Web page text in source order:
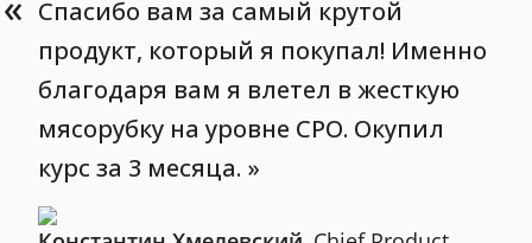
Спасибо вам за самый крутой
продукт, который я покупал! Именно
благодаря вам я влетел в жесткую
мясорубку на уровне CPO. Окупил
курс за 3 месяца.